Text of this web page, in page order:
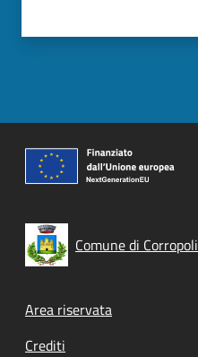
Comune di Corropoli
Footer menu
Area riservata
Crediti